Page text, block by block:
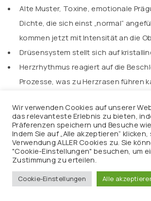
Alte Muster, Toxine, emotionale
Dichte, die sich einst „normal“
kommen jetzt mit Intensität an die
Drüsensystem stellt sich auf
Herzrhythmus reagiert auf die
Prozesse, was zu Herzrasen führen
Hoher Druck auf den Augen,
Das drittes Auge und unser
ganz stark im Prozess der Reinigung.
Starke Aktivierung des Kehlkopf-
auszudrücken.
Lichtfluss in den Solarplexus,
Wir verwenden Cookies auf unserer
das relevanteste Erlebnis zu bieten,
Präferenzen speichern und Besuche
Indem Sie auf „Alle akzeptieren“
Verwendung ALLER Cookies zu. Sie
"Cookie-Einstellungen" besuchen, um
Zustimmung zu erteilen.
Cookie-Einstellungen Alle